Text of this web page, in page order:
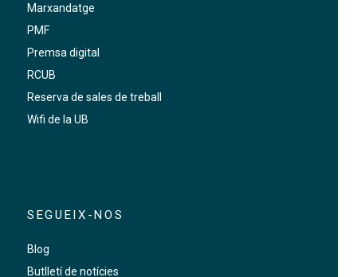
Marxandatge
PMF
Premsa digital
RCUB
Reserva de sales de treball
Wifi de la UB
SEGUEIX-NOS
Blog
Butlletí de notícies